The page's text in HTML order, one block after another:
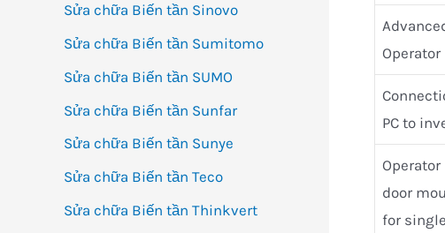
Sửa chữa Biến tần Sinovo
Sửa chữa Biến tần Sumitomo
Sửa chữa Biến tần SUMO
Sửa chữa Biến tần Sunfar
Sửa chữa Biến tần Sunye
Sửa chữa Biến tần Teco
Sửa chữa Biến tần Thinkvert
Operator
PC to
Operator
door
for